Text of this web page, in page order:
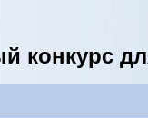
конкурс